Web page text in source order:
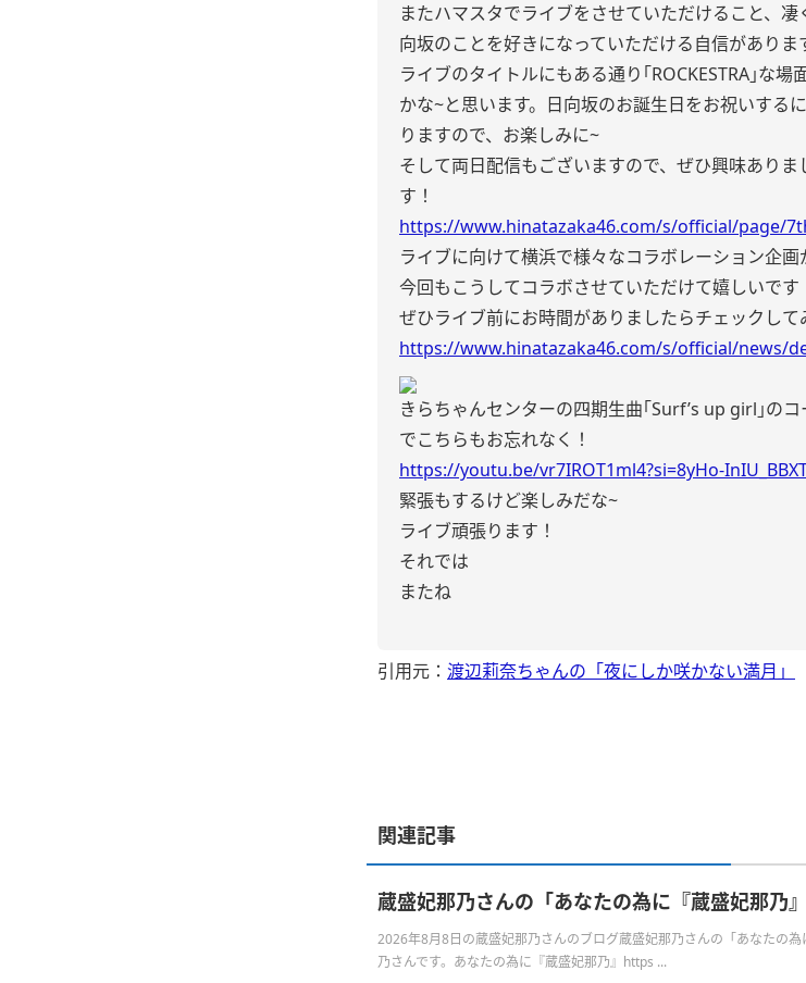
またハマスタでライブをさせていただけること、
向坂のことを好きになっていただける自信がありま
ライブのタイトルにもある通り｢ROCKESTRA｣な
かな~と思います。日向坂のお誕生日をお祝いする
りますので、お楽しみに~
そして両日配信もございますので、ぜひ興味あり
す！
https://www.hinatazaka46.com/s/official/page/
ライブに向けて横浜で様々なコラボレーション企画
今回もこうしてコラボさせていただけて嬉しいです
ぜひライブ前にお時間がありましたらチェックして
https://www.hinatazaka46.com/s/official/news/
きらちゃんセンターの四期生曲｢Surf’s up girl｣の
でこちらもお忘れなく！
https://youtu.be/vr7IROT1ml4?si=8yHo-
緊張もするけど楽しみだな~
ライブ頑張ります！
それでは
またね
引用元： 渡辺莉奈ちゃんの「夜にしか咲かない満月」
関連記事
蔵盛妃那乃さんの「あなたの為に『蔵盛妃那乃』
2026年8月8日の蔵盛妃那乃さんのブログ蔵盛妃那乃さんの「あなたの
乃さんです。あなたの為に『蔵盛妃那乃』https ...